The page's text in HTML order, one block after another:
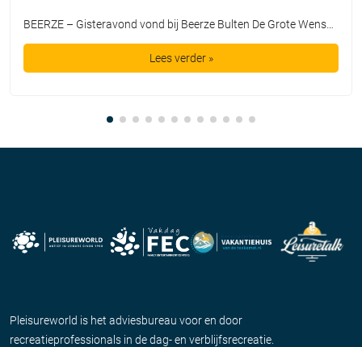
Lees verder »
Pleisureworld is het adviesbureau voor en door
recreatieprofessionals in de dag- en verblijfsrecreatie.